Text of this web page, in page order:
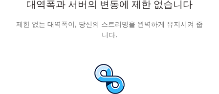
대역폭과 서버의 변동에 제한 없습니다
제한 없는 대역폭이, 당신의 스트리밍을 완벽하게 유지시켜 줍
니다.